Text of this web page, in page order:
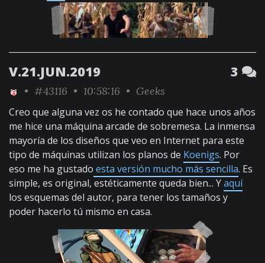
V.21.JUN.2019 3
• #43116 • 10:58:16 • Geeks
Creo que alguna vez os he contado que hace unos años
me hice una máquina arcade de sobremesa. La inmensa
mayoría de los diseños que veo en Internet para este
tipo de máquinas utilizan los planos de Koenigs. Por
eso me ha gustado esta versión mucho más sencilla. Es
simple, es original, estéticamente queda bien... Yaquí
los esquemas del autor, para tener los tamaños y
poder hacerlo tú mismo en casa.